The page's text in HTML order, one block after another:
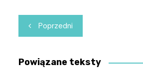
Nawigacja
wpisu
Poprzedni
Powiązane teksty